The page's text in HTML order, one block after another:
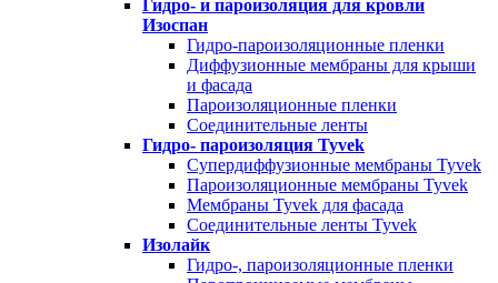
Гидро- и пароизоляция для кровли
Изоспан
Гидро-пароизоляционные пленки
Диффузионные мембраны для крыши
и фасада
Пароизоляционные пленки
Соединительные ленты
Гидро- пароизоляция Tyvek
Супердиффузионные мембраны Tyvek
Пароизоляционные мембраны Tyvek
Мембраны Tyvek для фасада
Соединительные ленты Tyvek
Изолайк
Гидро-, пароизоляционные пленки